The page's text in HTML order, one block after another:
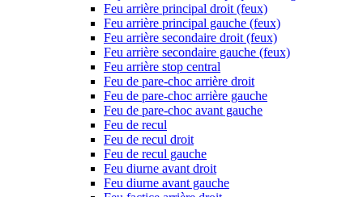
Feu arrière principal droit (feux)
Feu arrière principal gauche (feux)
Feu arrière secondaire droit (feux)
Feu arrière secondaire gauche (feux)
Feu arrière stop central
Feu de pare-choc arrière droit
Feu de pare-choc arrière gauche
Feu de pare-choc avant gauche
Feu de recul
Feu de recul droit
Feu de recul gauche
Feu diurne avant droit
Feu diurne avant gauche